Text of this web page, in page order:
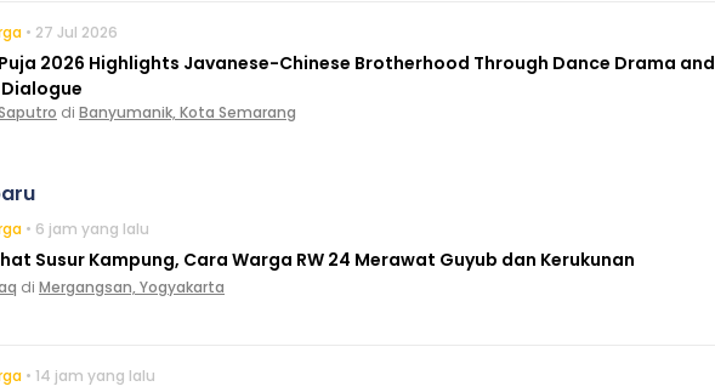
• 27 Jul 2026
2026 Highlights Javanese-Chinese Brotherhood Through Dance Drama and
di Banyumanik, Kota Semarang
• 6 jam yang lalu
Susur Kampung, Cara Warga RW 24 Merawat Guyub dan Kerukunan
di Mergangsan, Yogyakarta
• 14 jam yang lalu